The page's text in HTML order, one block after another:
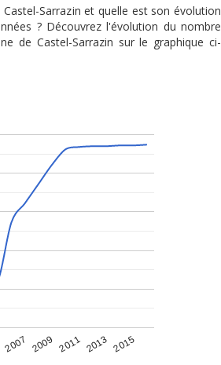
Sarrazin et quelle est son évolution
? Découvrez l'évolution du nombre
de Castel-Sarrazin sur le graphique ci-
2007 2009 2011 2013 2015